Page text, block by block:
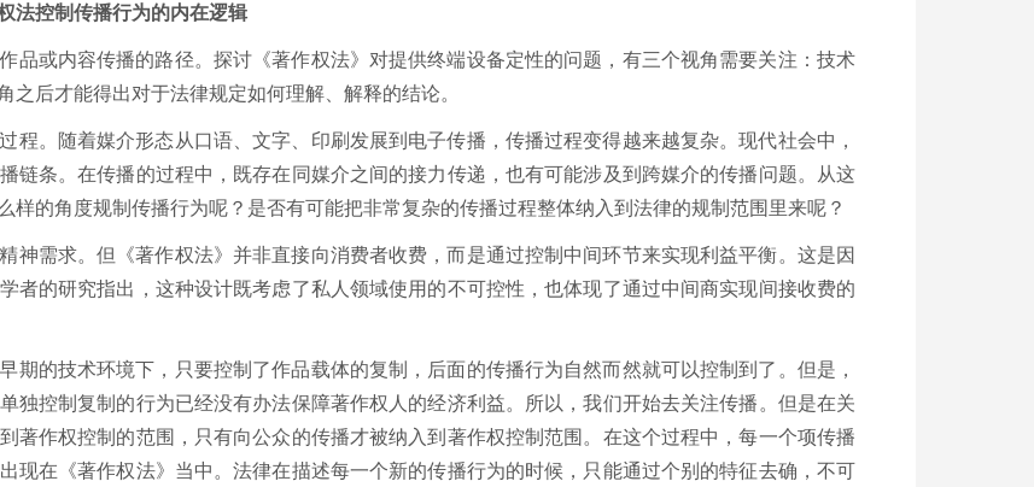
法控制传播行为的内在逻辑
品或内容传播的路径。探讨《著作权法》对提供终端设备定性的问题，有三个视角需要关注：技术
后才能得出对于法律规定如何理解、解释的结论。
程。随着媒介形态从口语、文字、印刷发展到电子传播，传播过程变得越来越复杂。现代社会中，
链条。在传播的过程中，既存在同媒介之间的接力传递，也有可能涉及到跨媒介的传播问题。从这
样的角度规制传播行为呢？是否有可能把非常复杂的传播过程整体纳入到法律的规制范围里来呢？
神需求。但《著作权法》并非直接向消费者收费，而是通过控制中间环节来实现利益平衡。这是因
者的研究指出，这种设计既考虑了私人领域使用的不可控性，也体现了通过中间商实现间接收费的
期的技术环境下，只要控制了作品载体的复制，后面的传播行为自然而然就可以控制到了。但是，
独控制复制的行为已经没有办法保障著作权人的经济利益。所以，我们开始去关注传播。但是在关
著作权控制的范围，只有向公众的传播才被纳入到著作权控制范围。在这个过程中，每一个项传播
现在《著作权法》当中。法律在描述每一个新的传播行为的时候，只能通过个别的特征去确，不可